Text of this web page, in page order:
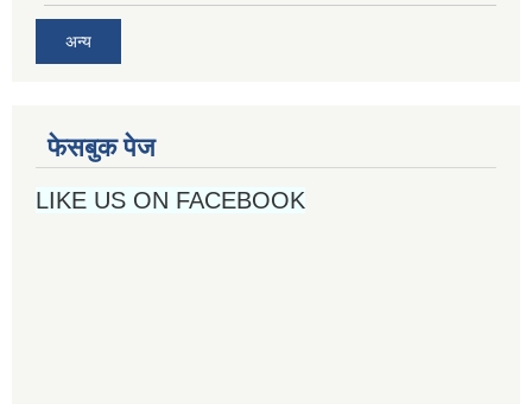
अन्य
फेसबुक पेज
LIKE US ON FACEBOOK